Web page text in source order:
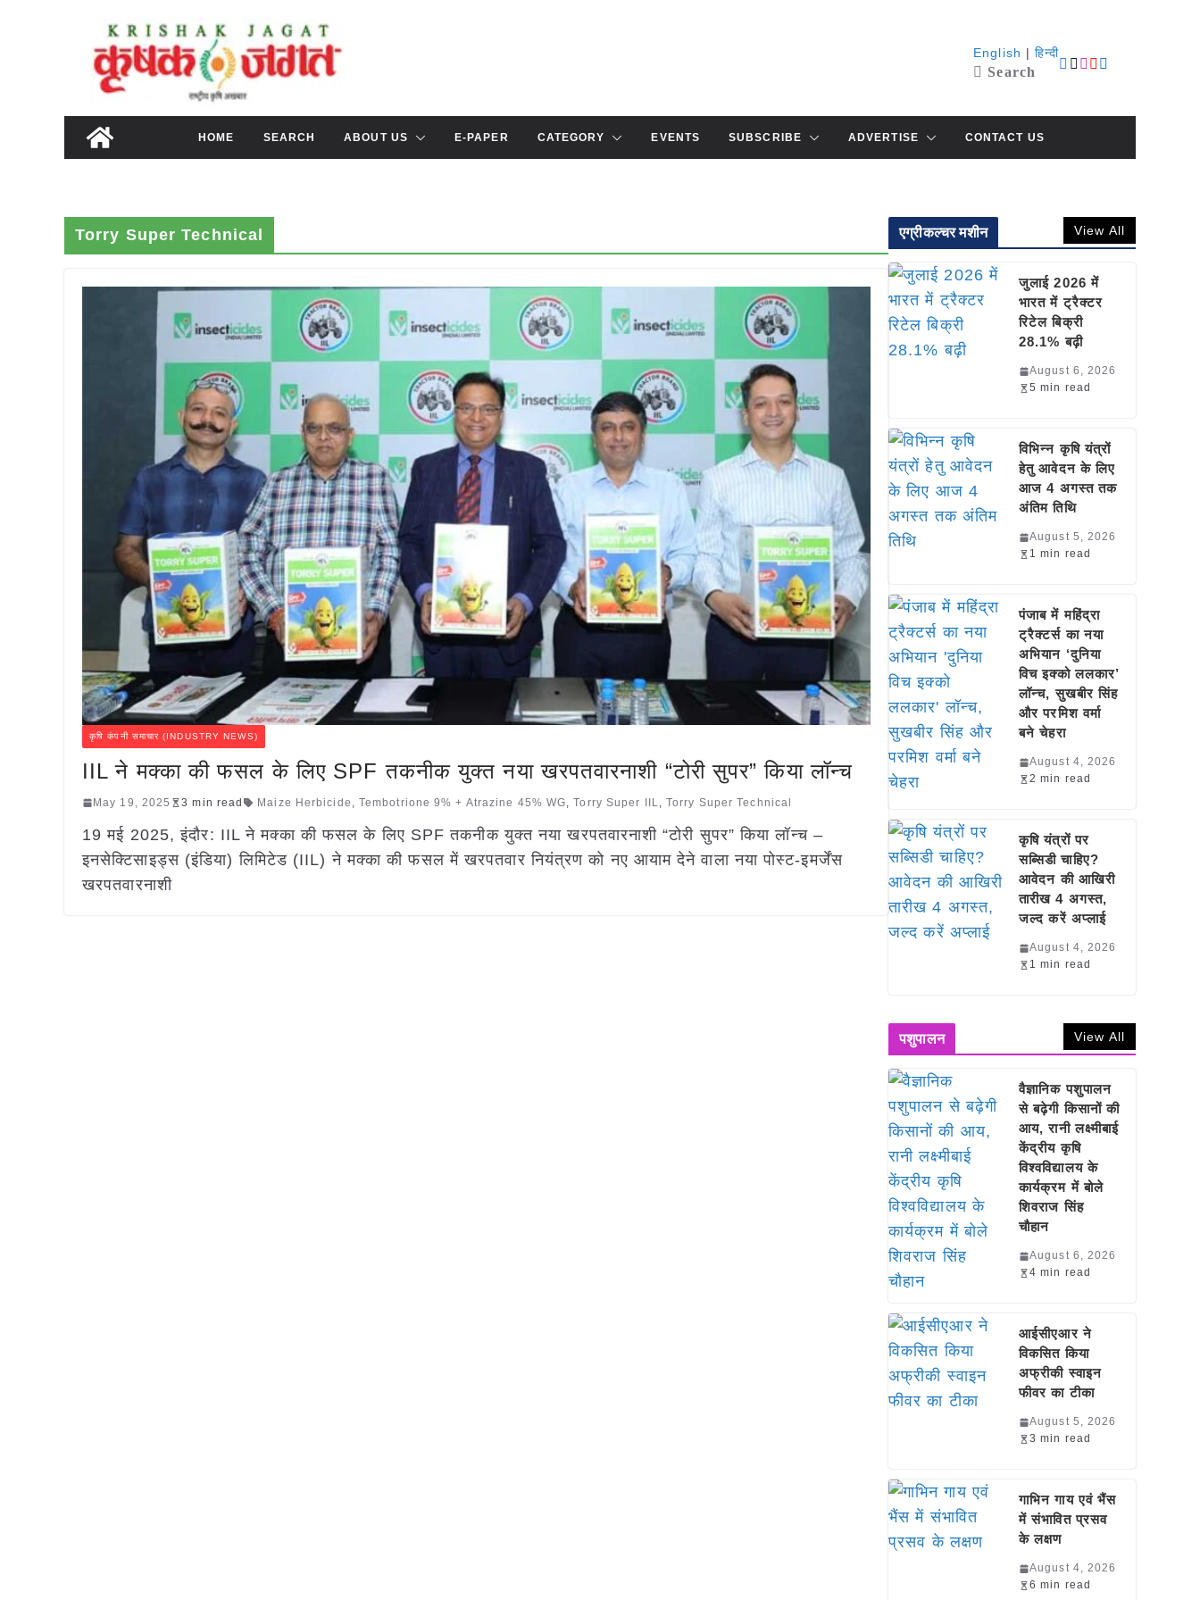
content
English | हिन्दी
Search
HOME SEARCH ABOUT US E-PAPER CATEGORY EVENTS SUBSCRIBE ADVERTISE CONTACT US
Torry Super Technical
कृषि कंपनी समाचार (INDUSTRY NEWS)
IIL ने मक्का की फसल के लिए SPF तकनीक युक्त नया खरपतवारनाशी “टोरी सुपर” किया लॉन्च
May 19, 2025 3 min read Maize Herbicide , Tembotrione 9% + Atrazine 45% WG,Torry Super IIL,Torry Super Technical
19 मई 2025, इंदौर: IIL ने मक्का की फसल के लिए SPF तकनीक युक्त नया खरपतवारनाशी “टोरी सुपर” किया लॉन्च –
इनसेक्टिसाइड्स (इंडिया) लिमिटेड (IIL) ने मक्का की फसल में खरपतवार नियंत्रण को नए आयाम देने वाला नया पोस्ट-इमर्जेंस
खरपतवारनाशी
एग्रीकल्चर मशीन View All
जुलाई 2026 में
भारत में ट्रैक्टर
रिटेल बिक्री
28.1% बढ़ी
August 6, 2026
5 min read
विभिन्न कृषि यंत्रों
हेतु आवेदन के लिए
आज 4 अगस्त तक
अंतिम तिथि
August 5, 2026
1 min read
पंजाब में महिंद्रा
ट्रैक्टर्स का नया
अभियान ‘दुनिया
विच इक्को ललकार’
लॉन्च, सुखबीर सिंह
और परमिश वर्मा
बने चेहरा
August 4, 2026
2 min read
कृषि यंत्रों पर
सब्सिडी चाहिए?
आवेदन की आखिरी
तारीख 4 अगस्त,
जल्द करें अप्लाई
August 4, 2026
1 min read
पशुपालन View All
वैज्ञानिक पशुपालन
से बढ़ेगी किसानों की
आय, रानी लक्ष्मीबाई
केंद्रीय कृषि
विश्वविद्यालय के
कार्यक्रम में बोले
शिवराज सिंह
चौहान
August 6, 2026
4 min read
आईसीएआर ने
विकसित किया
अफ्रीकी स्वाइन
फीवर का टीका
August 5, 2026
3 min read
गाभिन गाय एवं भैंस
में संभावित प्रसव
के लक्षण
August 4, 2026
6 min read